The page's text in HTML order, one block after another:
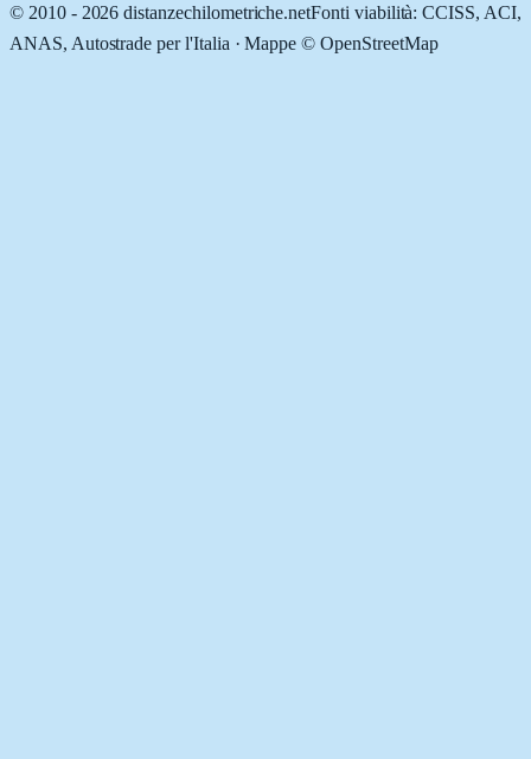
© 2010 - 2026 distanzechilometriche.netFonti viabilità: CCISS, ACI,
ANAS, Autostrade per l'Italia · Mappe © OpenStreetMap